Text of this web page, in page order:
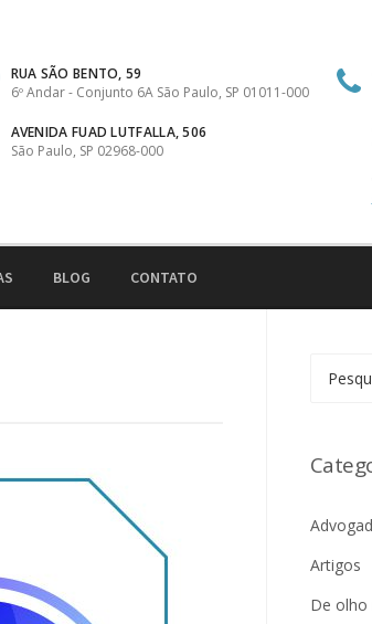
RUA SÃO BENTO, 59
6º Andar - Conjunto 6A São Paulo, SP 01011-000
AVENIDA FUAD LUTFALLA, 506
São Paulo, SP 02968-000
BLOG CONTATO
por:
Artigos
De olho